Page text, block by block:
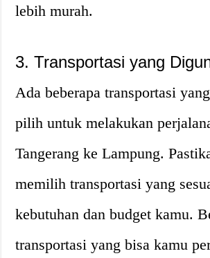
lebih murah.
3. Transportasi yang
Ada beberapa transportasi
pilih untuk melakukan
Tangerang ke Lampung.
memilih transportasi yang
kebutuhan dan budget kamu.
transportasi yang bisa kamu